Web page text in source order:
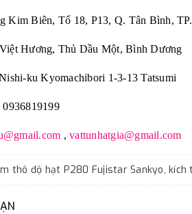
Kim Biên, Tổ 18, P13, Q. Tân Bình,
Hương, Thủ Dầu Một, Bình Dương
ku Kyomachibori 1-3-13 Tatsumi
, vattunhatgia@gmail.com